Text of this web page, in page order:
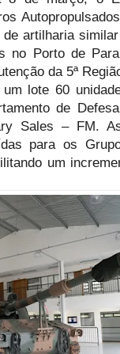
artilharia
no Porto de
da 5ª
lote 60
de
Sales – FM.
para os
um